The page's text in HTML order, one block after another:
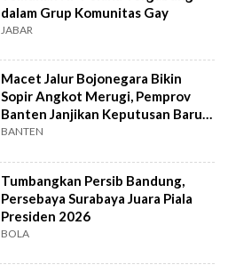
dalam Grup Komunitas Gay
JABAR
Macet Jalur Bojonegara Bikin
Sopir Angkot Merugi, Pemprov
Banten Janjikan Keputusan Baru 4
Hari Lagi
BANTEN
Tumbangkan Persib Bandung,
Persebaya Surabaya Juara Piala
Presiden 2026
BOLA